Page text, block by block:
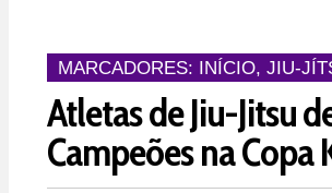
MARCADORES: INÍCIO, JIU-
Atletas de Jiu-Jitsu
Campeões na Copa